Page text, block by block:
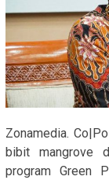
Zonamedia.
bibit mangrove
program Green